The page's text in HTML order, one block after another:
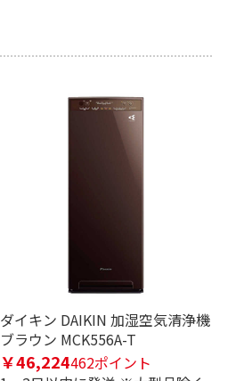
ダイキン DAIKIN 加湿空気清浄機
ブラウン MCK556A-T
￥46,224462ポイント